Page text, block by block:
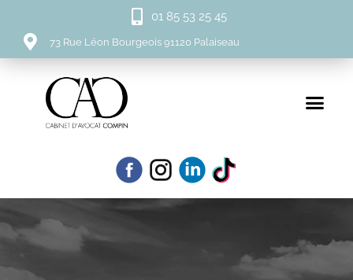
01 85 53 25 45
73 Rue Léon Bourgeois 91120 Palaiseau